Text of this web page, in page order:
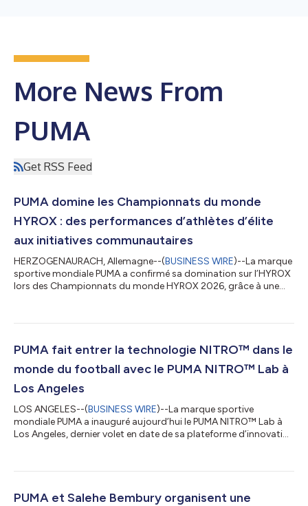
More News From
PUMA
Get RSS Feed
PUMA domine les Championnats du monde
HYROX : des performances d’athlètes d’élite
aux initiatives communautaires
HERZOGENAURACH, Allemagne--(BUSINESS WIRE)--La marque
sportive mondiale PUMA a confirmé sa domination sur l’HYROX
lors des Championnats du monde HYROX 2026, grâce à une
tête de file, Jess Pettrow a remporté le relais mixte avec
défendu son titre avec un temps épique de 50:19. Ce moment
PUMA fait entrer la technologie NITRO™ dans le
monde du football avec le PUMA NITRO™ Lab à
Los Angeles
LOS ANGELES--(BUSINESS WIRE)--La marque sportive
mondiale PUMA a inauguré aujourd’hui le PUMA NITRO™ Lab à
Los Angeles, dernier volet en date de sa plateforme d’innovation
dans le monde du football pour la première fois sur une
à Paris, Tokyo et Londres ont exploré l’avenir de la performance
PUMA et Salehe Bembury organisent une